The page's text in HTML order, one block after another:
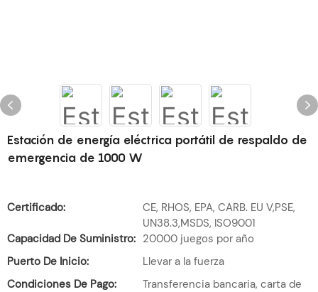
Estación de energía eléctrica portátil de respaldo de
emergencia de 1000 W
Certificado:
CE, RHOS, EPA, CARB. EU V,PSE,
UN38.3,MSDS, ISO9001
Capacidad De Suministro: 20000 juegos por año
Puerto De Inicio:
Llevar a la fuerza
Condiciones De Pago:
Transferencia bancaria, carta de